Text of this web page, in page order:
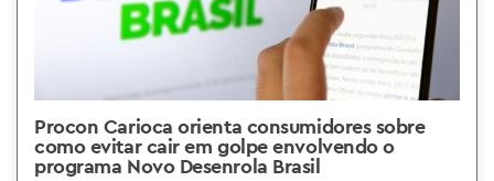
Procon Carioca orienta consumidores sobre
como evitar cair em golpe envolvendo o
programa Novo Desenrola Brasil